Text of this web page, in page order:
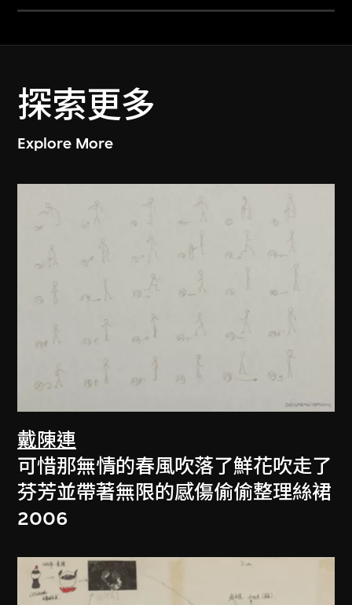
探索更多
Explore More
戴陳連
可惜那無情的春風吹落了鮮花吹走了
芬芳並帶著無限的感傷偷偷整理絲裙
2006